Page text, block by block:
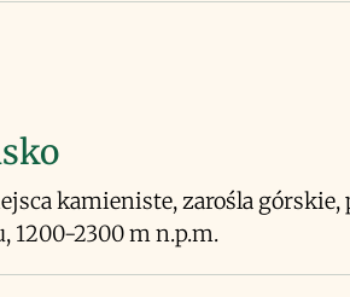
kamieniste, zarośla
1200-2300 m n.p.m.